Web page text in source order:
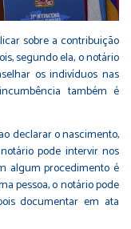
sobre a contribuição
segundo ela, o notário
os indivíduos nas
também é
declarar o nascimento,
pode intervir nos
algum procedimento é
pessoa, o notário pode
documentar em ata